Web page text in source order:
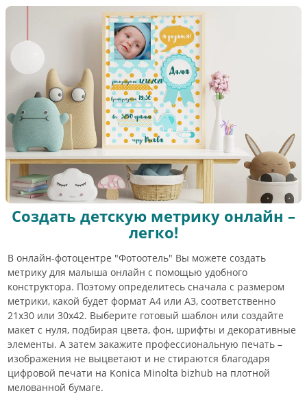
Создать детскую метрику онлайн –
легко!
В онлайн-фотоцентре "Фотоотель" Вы можете создать
метрику для малыша онлайн с помощью удобного
конструктора. Поэтому определитесь сначала с размером
метрики, какой будет формат А4 или А3, соответственно
21х30 или 30х42. Выберите готовый шаблон или создайте
макет с нуля, подбирая цвета, фон, шрифты и декоративные
элементы. А затем закажите профессиональную печать –
изображения не выцветают и не стираются благодаря
цифровой печати на Konica Minolta bizhub на плотной
мелованной бумаге.